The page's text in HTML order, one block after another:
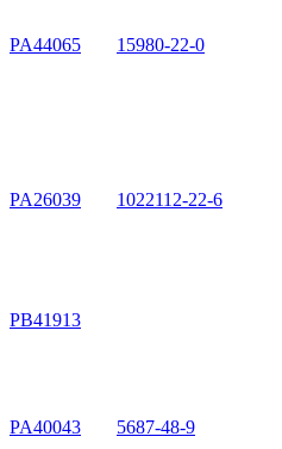
PA44065 15980-22-0
PA26039 1022112-22-6
PB41913
PA40043 5687-48-9